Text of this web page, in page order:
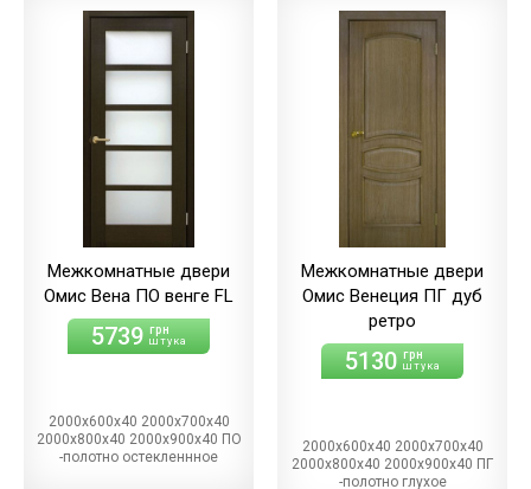
Межкомнатные двери
Омис Вена ПО венге FL
5739 грн
штука
2000х600х40 2000х700х40
2000х800х40 2000х900х40 ПО
-полотно остекленнное
Межкомнатные двери
Омис Венеция ПГ дуб
ретро
5130 грн
штука
2000х600х40 2000х700х40
2000х800х40 2000х900х40 ПГ
-полотно глухое